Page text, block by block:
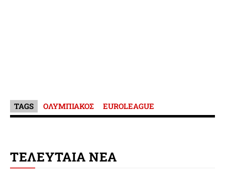
TAGS ΟΛΥΜΠΙΑΚΟΣ EUROLEAGUE
ΤΕΛΕΥΤΑΙΑ ΝΕΑ